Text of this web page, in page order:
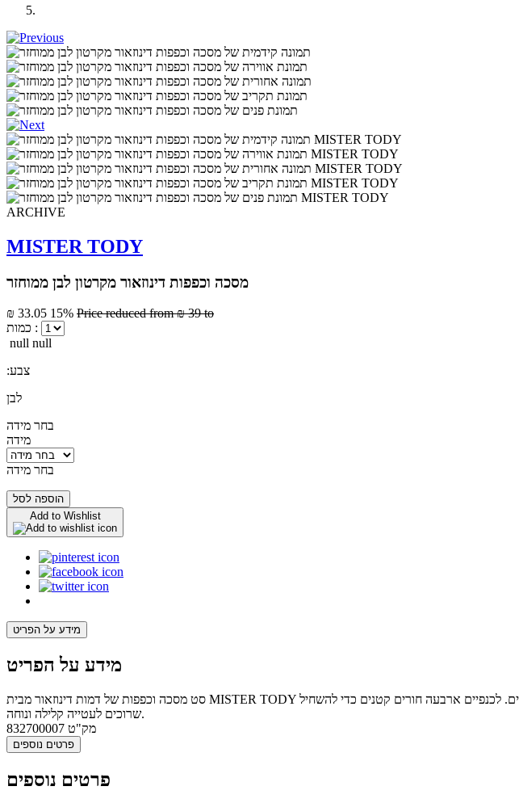
ARCHIVE
MISTER TODY
מסכה וכפפות דינוזאור מקרטון לבן ממוחזר
₪ 33.05 15% Price reduced from₪ 39 to
כמות :
null null
:צבע
לבן
בחר מידה
מידה
בחר מידה
הוספה לסל
Add to Wishlist
מידע על הפריט
מידע על הפריט
סט מסכה וכפפות של דמות דינוזאור מבית MISTER TODY העשויים מקרטון ממוחזר ואיכותי בצבע לבן כך שניתן לקשט, לצבוע ולהפוך את הצעצוע לייחודי ואישי עבור הילדים. לכנפיים ארבעה חורים קטנים כדי להשחיל
שרוכים לעטייה קלילה ונוחה.
מק"ט 832700007
פרטים נוספים
פרטים נוספים